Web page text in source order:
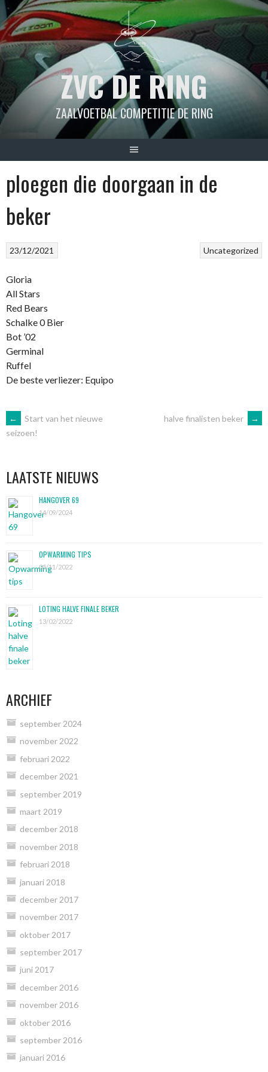
Spring
naar
inhoud
ZVC DE RING
ZAALVOETBAL COMPETITIE DE RING
ploegen die doorgaan in de
beker
Uncategorized
23/12/2021
Gloria
All Stars
Red Bears
Schalke 0 Bier
Bot ’02
Germinal
Ruffel
De beste verliezer: Equipo
BERICHTNAVIGATIE
←
Start van het nieuwe
seizoen!
halve finalisten beker →
LAATSTE NIEUWS
HANGOVER 69
14/09/2024
OPWARMING TIPS
05/11/2022
LOTING HALVE FINALE BEKER
13/02/2022
ARCHIEF
september 2024
november 2022
februari 2022
december 2021
september 2019
maart 2019
december 2018
november 2018
februari 2018
januari 2018
december 2017
november 2017
oktober 2017
september 2017
juni 2017
december 2016
november 2016
oktober 2016
september 2016
januari 2016